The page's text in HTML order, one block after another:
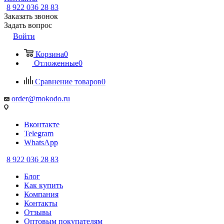
8 922 036 28 83
Заказать звонок
Задать вопрос
Войти
Корзина0
Отложенные0
Сравнение товаров0
order@mokodo.ru
Вконтакте
Telegram
WhatsApp
8 922 036 28 83
Блог
Как купить
Компания
Контакты
Отзывы
Оптовым покупателям